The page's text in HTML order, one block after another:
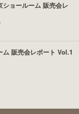
ショールーム 販売会レ
販売会レポート Vol.1